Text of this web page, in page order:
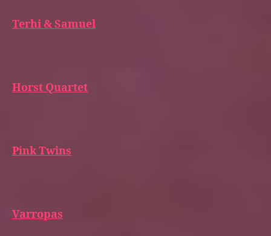
Terhi & Samuel
Horst Quartet
Pink Twins
Varropas